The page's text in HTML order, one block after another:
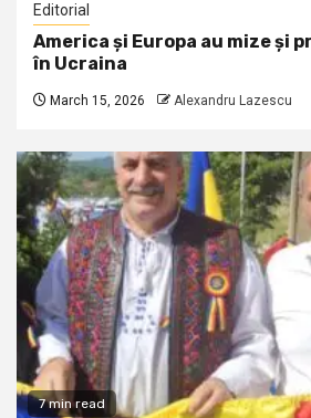
Editorial
America și Europa au mize
în Ucraina
March 15, 2026 Alexandru Lazescu
7 min read